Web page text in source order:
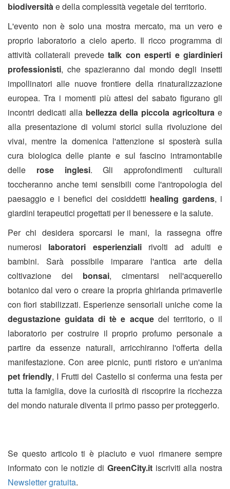
biodiversitàe della complessità vegetale del territorio.
L'evento non è solo una mostra mercato, ma un vero e
proprio laboratorio a cielo aperto. Il ricco programma di
attività collaterali prevedetalk con esperti e giardinieri
professionisti, che spazieranno dal mondo degli insetti
impollinatori alle nuove frontiere della rinaturalizzazione
europea. Tra i momenti più attesi del sabato figurano gli
incontri dedicati alla bellezza della piccola agricoltura e
alla presentazione di volumi storici sulla rivoluzione dei
vivai, mentre la domenica l'attenzione si sposterà sulla
cura biologica delle piante e sul fascino intramontabile
delle rose inglesi. Gli approfondimenti culturali
toccheranno anche temi sensibili come l'antropologia del
paesaggio e i benefici dei cosiddetti healing gardens, i
giardini terapeutici progettati per il benessere e la salute.
Per chi desidera sporcarsi le mani, la rassegna offre
numerosi laboratori esperienzialirivolti ad adulti e
bambini. Sarà possibile imparare l'antica arte della
coltivazione dei bonsai, cimentarsi nell'acquerello
botanico dal vero o creare la propria ghirlanda primaverile
con fiori stabilizzati. Esperienze sensoriali uniche come la
degustazione guidata di tè e acquedel territorio, o il
laboratorio per costruire il proprio profumo personale a
partire da essenze naturali, arricchiranno l'offerta della
manifestazione. Con aree picnic, punti ristoro e un'anima
pet friendly, I Frutti del Castello si conferma una festa per
tutta la famiglia, dove la curiosità di riscoprire la ricchezza
del mondo naturale diventa il primo passo per proteggerlo.
Se questo articolo ti è piaciuto e vuoi rimanere sempre
informato con le notizie di GreenCity.itiscriviti alla nostra
Newsletter gratuita.